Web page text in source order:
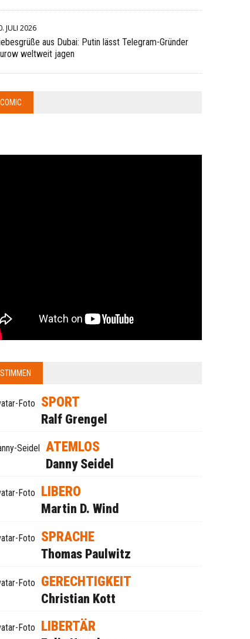
JULI 2026
aus Dubai: Putin lässt Telegram-Gründer
weltweit jagen
COMIC
STIMMEN
SPORT
Ralf Grengel
ATEMLOS
Danny Seidel
LIBERO
Martin D. Wind
SPRACHE
Thomas Paulwitz
GERECHTIGKEIT
Christian Kott
LIBERTÄR